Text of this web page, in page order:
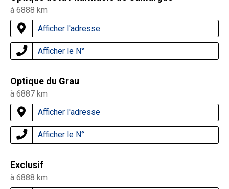
à 6888 km
Afficher l'adresse
Afficher le N°
Optique du Grau
à 6887 km
Afficher l'adresse
Afficher le N°
Exclusif
à 6888 km